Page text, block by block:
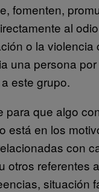
fomenten,
al
o la violencia
una persona por
este grupo.
para que algo
está en los
con
otros referentes
situación